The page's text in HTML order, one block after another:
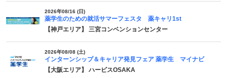
2026年08/16 (日)
薬学生のための就活サマーフェスタ 薬キャリ1st
【神戸エリア】 三宮コンベンションセンター
2026年08/08 (土)
インターンシップ＆キャリア発見フェア 薬学生 マイナビ
【大阪エリア】 ハービスOSAKA